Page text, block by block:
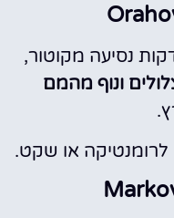
קטן ויפהפייה כ-7 דקות נסיעה מקוטור,
ונוף מהמם
לרומנטיקה או שקט.